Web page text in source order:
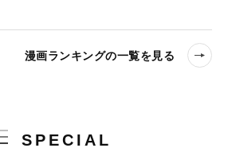
漫画ランキングの一覧を見る
SPECIAL